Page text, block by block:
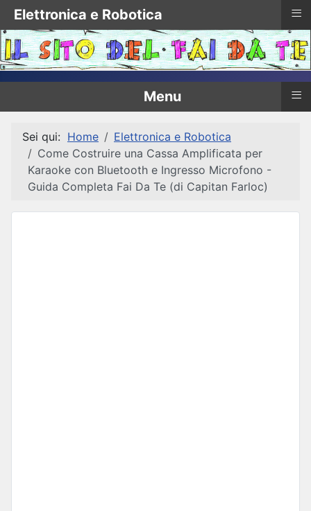
Menu ≡
Sei qui: Home
Elettronica e Robotica
Come Costruire una Cassa Amplificata per
Karaoke con Bluetooth e Ingresso Microfono -
Guida Completa Fai Da Te (di Capitan Farloc)
Elettronica e Robotica ≡